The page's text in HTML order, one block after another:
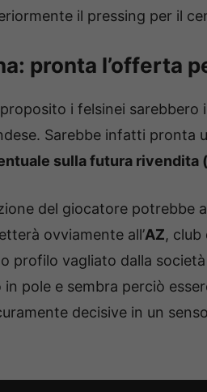
il pressing per il
pronta l’offerta
i felsinei
Sarebbe infatti pronta
sulla futura rivendita
del giocatore potrebbe
ovviamente all’AZ,
profilo vagliato dalla
in pole e sembra perciò
decisive in un